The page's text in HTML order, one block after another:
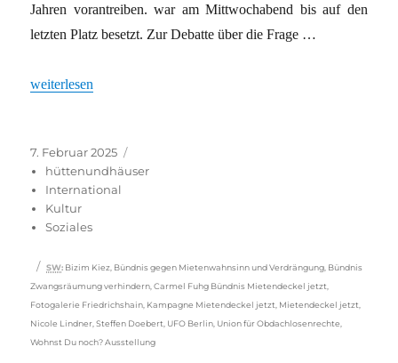
Jahren vorantreiben. war am Mittwochabend bis auf den
letzten Platz besetzt. Zur Debatte über die Frage …
„Berlin: Der nüchterne Blick auf die Mietenkämpfe“
weiterlesen
Veröffentlicht
am
7. Februar 2025
hüttenundhäuser
International
Kultur
Soziales
Schlagwörter
SW: Bizim Kiez Bündnis gegen Mietenwahnsinn und Verdrängung Bündnis
Zwangsräumung verhindern ,Carmel Fuhg Bündnis Mietendeckel jetzt
Fotogalerie Friedrichshain Kampagne Mietendeckel jetzt Mietendeckel jetzt
Nicole Lindner ,Steffen Doebert UFO Berlin Union für Obdachlosenrechte
Wohnst Du noch? Ausstellung